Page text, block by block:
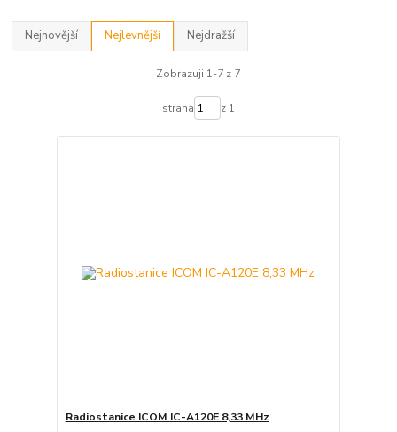
Nejnovější Nejlevnější Nejdražší
Zobrazuji 1-7 z 7
strana z 1
Radiostanice ICOM IC-A120E 8,33 MHz